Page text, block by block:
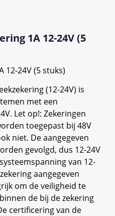
1A 12-24V (5
12-24V (5 stuks)
(12-24V) is
met een
Let op!: Zekeringen
toegepast bij 48V
niet. De aangegeven
gevolgd, dus 12-24V
van 12-
aangegeven
om de veiligheid te
de bij de zekering
certificering van de